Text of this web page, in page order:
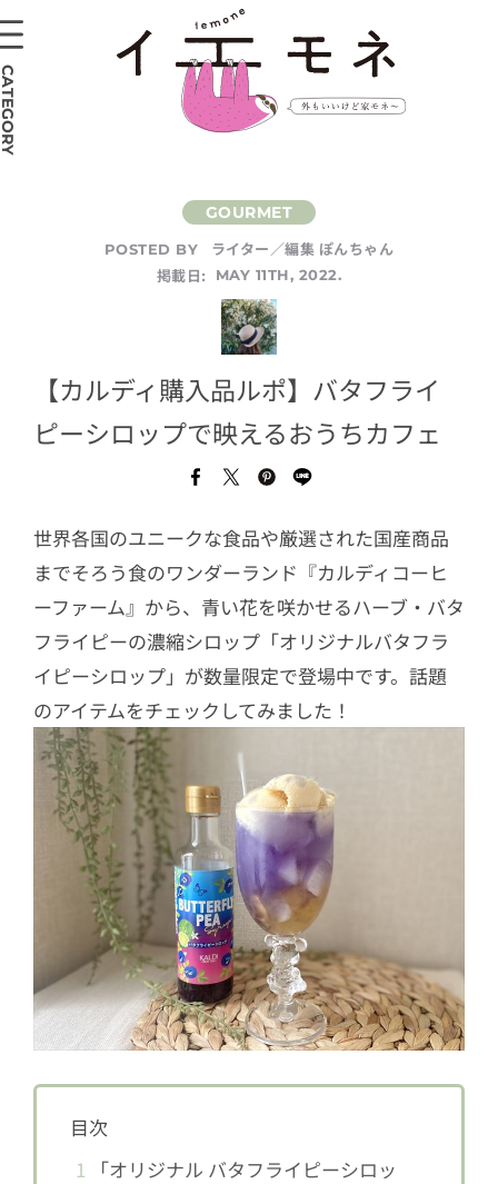
POSTED BY
ライター／編集 ぽんちゃん
掲載日:
MAY 11TH, 2022.
【カルディ購入品ルポ】バタフライ
ピーシロップで映えるおうちカフェ
世界各国のユニークな食品や厳選された国産商品
までそろう食のワンダーランド『カルディコーヒ
ーファーム』から、青い花を咲かせるハーブ・バタ
フライピーの濃縮シロップ「オリジナルバタフラ
イピーシロップ」が数量限定で登場中です。話題
のアイテムをチェックしてみました！
目次
1
「オリジナル バタフライピーシロッ